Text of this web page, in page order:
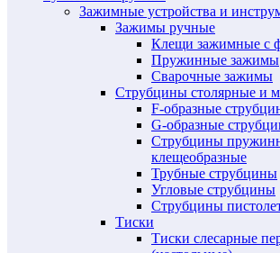
Зажимные устройства и
Зажимы ручные
Клещи зажимные с
Пружинные зажимы
Сварочные зажимы
Струбцины столярные и
F-образные
G-образные
Струбцины
клещеобразные
Трубные струбцины
Угловые струбцины
Струбцины
Тиски
Тиски слесарные